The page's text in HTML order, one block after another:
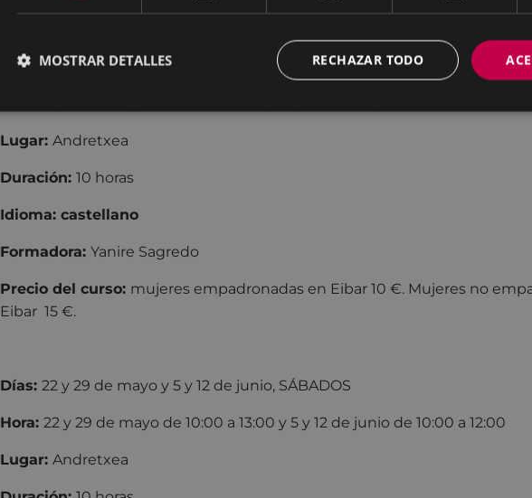
Días:3, 10, 17 y 24 de mayo, LUNES
Lugar: Andretxea
Duración: 10 horas
Idioma: castellano
Formadora: Yanire Sagredo
Precio del curso: mujeres empadronadas en Eibar 10 €. Mujeres no
Eibar 15 €.
Días: 22 y 29 de mayo y 5 y 12 de junio, SÁBADOS
Hora: 22 y 29 de mayo de 10:00 a 13:00 y 5 y 12 de junio de
Lugar: Andretxea
RECHAZAR TODO
MOSTRAR DETALLES